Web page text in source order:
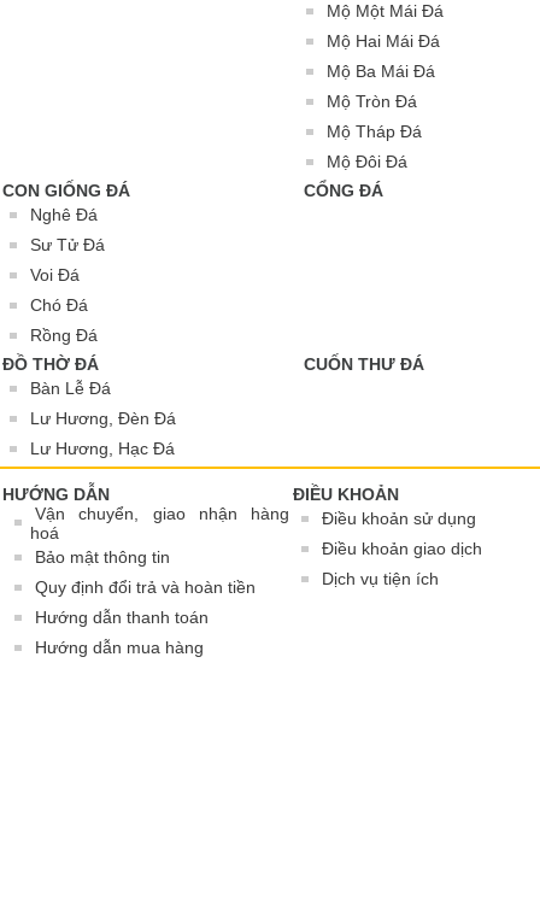
Mộ Một Mái Đá
Mộ Hai Mái Đá
Mộ Ba Mái Đá
Mộ Tròn Đá
Mộ Tháp Đá
Mộ Đôi Đá
CON GIỐNG ĐÁ
Nghê Đá
Sư Tử Đá
Voi Đá
Chó Đá
Rồng Đá
CỔNG ĐÁ
ĐỒ THỜ ĐÁ
Bàn Lễ Đá
Lư Hương, Đèn Đá
Lư Hương, Hạc Đá
CUỐN THƯ ĐÁ
HƯỚNG DẪN
Vận chuyển, giao nhận hàng
hoá
Bảo mật thông tin
Quy định đổi trả và hoàn tiền
Hướng dẫn thanh toán
Hướng dẫn mua hàng
ĐIỀU KHOẢN
Điều khoản sử dụng
Điều khoản giao dịch
Dịch vụ tiện ích